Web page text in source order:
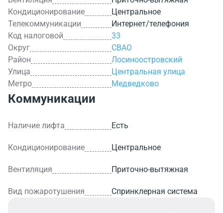
Кондиционирование
Центральное
Телекоммуникации
Интернет/телефония
Код налоговой
33
Округ
СВАО
Район
Лосиноостровский
Улица
Центральная улица
Метро
Медведково
Коммуникации
Наличие лифта Есть
Кондиционирование Центральное
Вентиляция Приточно-вытяжная
Вид пожаротушения Спринклерная система